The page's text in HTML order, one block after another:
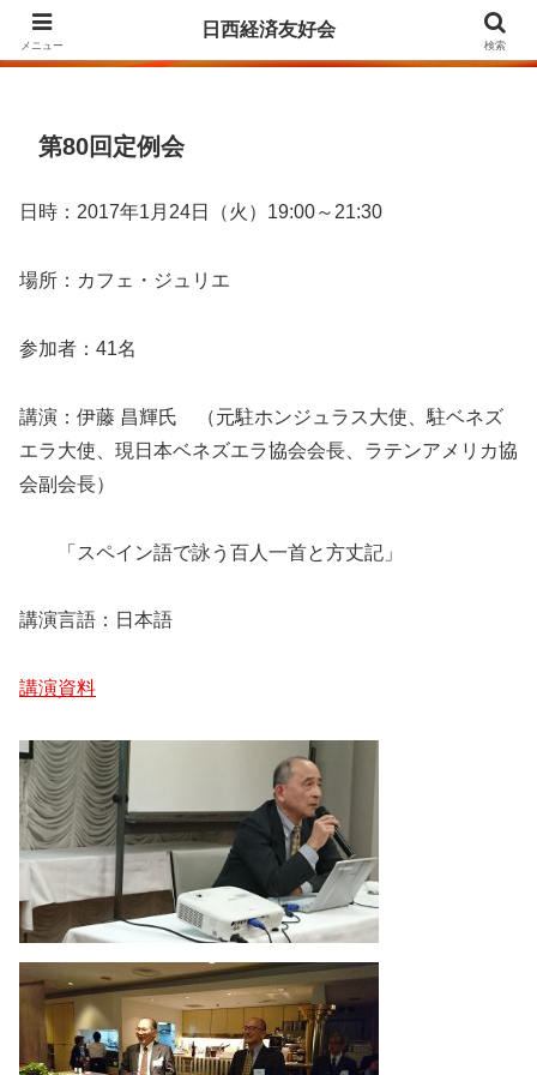
Agrupación para la Amistad y el Fomento de las Relaciones Económicas
第80回定例会
日時：2017年1月24日（火）19:00～21:30
場所：カフェ・ジュリエ
参加者：41名
講演：伊藤 昌輝氏 （元駐ホンジュラス大使、駐ベネズ
エラ大使、現日本ベネズエラ協会会長、ラテンアメリカ協
会副会長）
「スペイン語で詠う百人一首と方丈記」
講演言語：日本語
講演資料
メニュー
日西経済友好会
検索